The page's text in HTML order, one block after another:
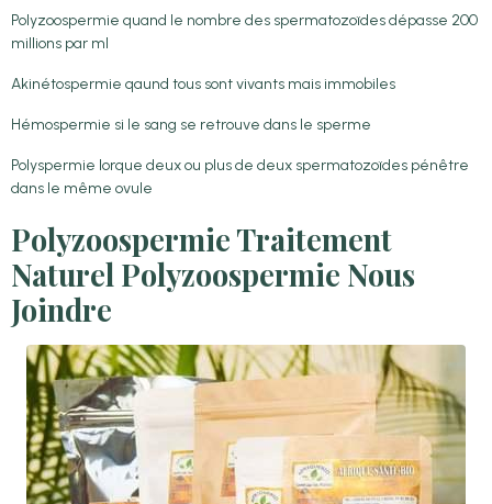
Polyzoospermie quand le nombre des spermatozoïdes dépasse 200
millions par ml
Akinétospermie qaund tous sont vivants mais immobiles
Hémospermie si le sang se retrouve dans le sperme
Polyspermie lorque deux ou plus de deux spermatozoïdes pénêtre
dans le même ovule
Polyzoospermie Traitement
Naturel Polyzoospermie Nous
Joindre